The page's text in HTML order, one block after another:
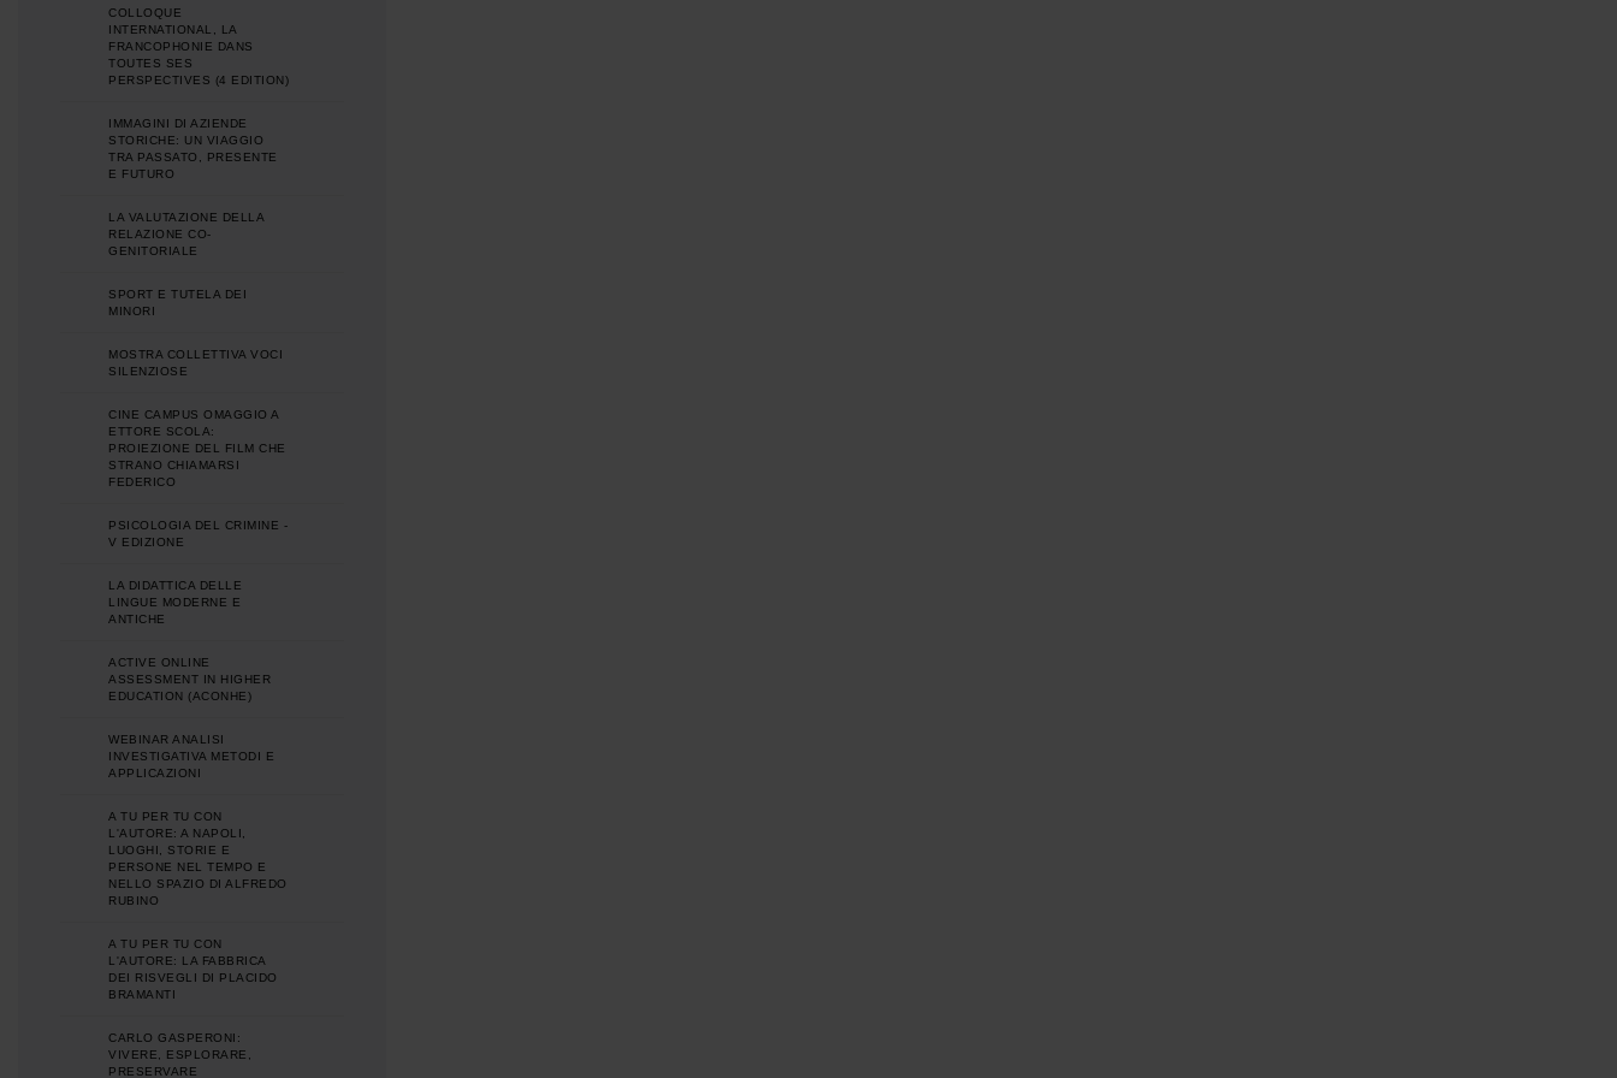
COLLOQUE
INTERNATIONAL, LA
FRANCOPHONIE DANS
TOUTES SES
PERSPECTIVES (4 EDITION)
IMMAGINI DI AZIENDE
STORICHE: UN VIAGGIO
TRA PASSATO, PRESENTE
E FUTURO
LA VALUTAZIONE DELLA
RELAZIONE CO-
GENITORIALE
SPORT E TUTELA DEI
MINORI
MOSTRA COLLETTIVA VOCI
SILENZIOSE
CINE CAMPUS OMAGGIO A
ETTORE SCOLA:
PROIEZIONE DEL FILM CHE
STRANO CHIAMARSI
FEDERICO
PSICOLOGIA DEL CRIMINE -
V EDIZIONE
LA DIDATTICA DELLE
LINGUE MODERNE E
ANTICHE
ACTIVE ONLINE
ASSESSMENT IN HIGHER
EDUCATION (ACONHE)
WEBINAR ANALISI
INVESTIGATIVA METODI E
APPLICAZIONI
A TU PER TU CON
L'AUTORE: A NAPOLI,
LUOGHI, STORIE E
PERSONE NEL TEMPO E
NELLO SPAZIO DI ALFREDO
RUBINO
A TU PER TU CON
L'AUTORE: LA FABBRICA
DEI RISVEGLI DI PLACIDO
BRAMANTI
CARLO GASPERONI:
VIVERE, ESPLORARE,
PRESERVARE